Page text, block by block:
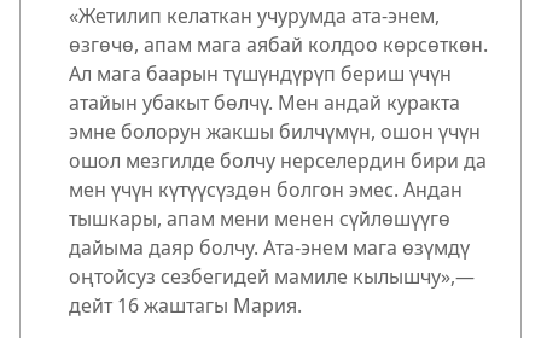
«Жетилип келаткан учурумда ата-энем,
өзгөчө, апам мага аябай колдоо көрсөткөн.
Ал мага баарын түшүндүрүп бериш үчүн
атайын убакыт бөлчү. Мен андай куракта
эмне болорун жакшы билчүмүн, ошон үчүн
ошол мезгилде болчу нерселердин бири да
мен үчүн күтүүсүздөн болгон эмес. Андан
тышкары, апам мени менен сүйлөшүүгө
дайыма даяр болчу. Ата-энем мага өзүмдү
оңтойсуз сезбегидей мамиле кылышчу»,—
дейт 16 жаштагы Мария.